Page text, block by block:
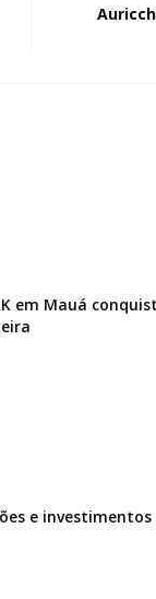
em Mauá
e